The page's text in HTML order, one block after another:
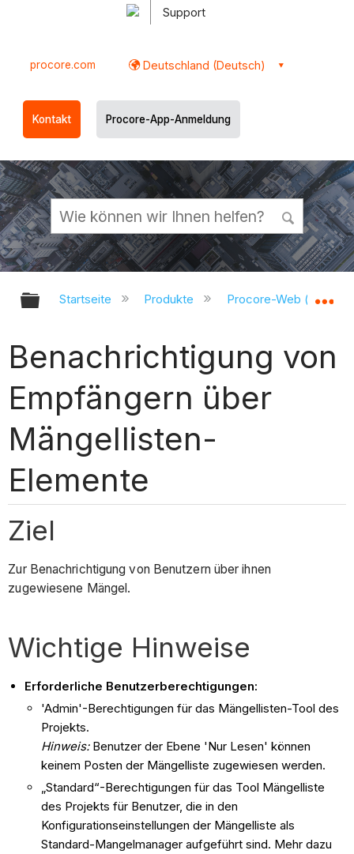
Support
procore.com Deutschland (Deutsch)
Kontakt Procore-App-Anmeldung
Globale Hierarchie auf- und
Startseite Produkte Procore-Web
Benachrichtigung von
Empfängern über
Mängellisten-
Elemente
Ziel
Zur Benachrichtigung von Benutzern über ihnen
zugewiesene Mängel.
Wichtige Hinweise
Erforderliche Benutzerberechtigungen:
'Admin'-Berechtigungen für das Mängellisten-Tool des
Projekts.
Hinweis:Benutzer der Ebene 'Nur Lesen' können
keinem Posten der Mängelliste zugewiesen werden.
„Standard“-Berechtigungen für das Tool Mängelliste
des Projekts für Benutzer, die in den
Konfigurationseinstellungen der Mängelliste als
Standard-Mangelmanager aufgeführt sind. Mehr dazu